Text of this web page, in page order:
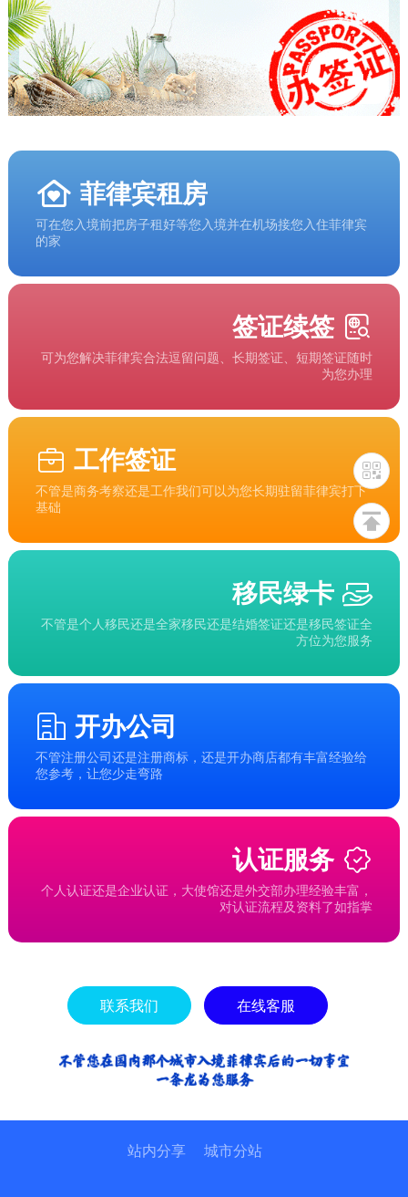
菲律宾租房
可在您入境前把房子租好等您入境并在机场接您入住菲律宾
的家
签证续签
可为您解决菲律宾合法逗留问题、长期签证、短期签证随时
为您办理
工作签证
不管是商务考察还是工作我们可以为您长期驻留菲律宾打下
基础
移民绿卡
不管是个人移民还是全家移民还是结婚签证还是移民签证全
方位为您服务
开办公司
不管注册公司还是注册商标，还是开办商店都有丰富经验给
您参考，让您少走弯路
认证服务
个人认证还是企业认证，大使馆还是外交部办理经验丰富，
对认证流程及资料了如指掌
联系我们 在线客服
站内分享 城市分站